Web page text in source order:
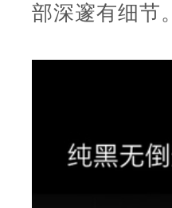
部深邃有细节。